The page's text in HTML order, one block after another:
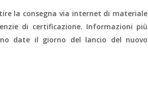
la consegna via internet di materiale
di certificazione. Informazioni più
date il giorno del lancio del nuovo